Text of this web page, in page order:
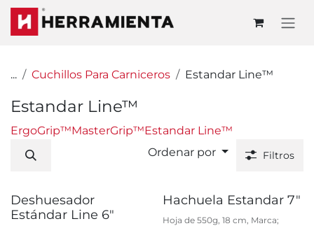
Ir al contenido
... Cuchillos Para Carniceros Estandar Line™
Estandar Line™
ErgoGrip™MasterGrip™Estandar Line™
Ordenar por
Filtros
Deshuesador
Estándar Line 6"
Hachuela Estandar 7"
Hoja de 550g, 18 cm, Marca;